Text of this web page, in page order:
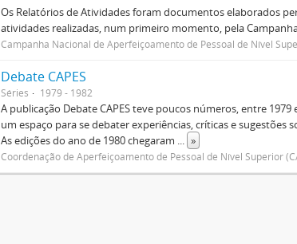
Os Relatórios de Atividades foram documentos elaborados
atividades realizadas, num primeiro momento, pela
Campanha Nacional de Aperfeiçoamento de Pessoal de Nível
Debate CAPES
Séries 1979 - 1982
A publicação Debate CAPES teve poucos números, entre
um espaço para se debater experiências, críticas e sugestões
As edições do ano de 1980 chegaram ... »
Coordenação de Aperfeiçoamento de Pessoal de Nível Superior